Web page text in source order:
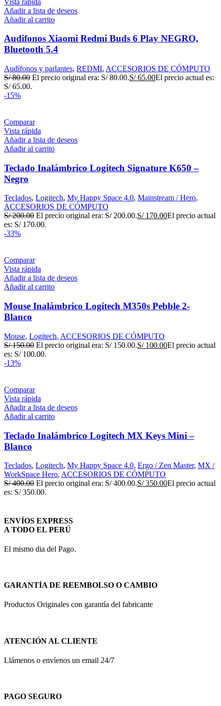
Añadir a lista de deseos
Añadir al carrito
Audifonos Xiaomi Redmi Buds 6 Play NEGRO,
Bluetooth 5.4
Audífonos y parlantes, REDMI, ACCESORIOS DE CÓMPUTO
S/80.00 El precio original era: S/ 80.00.S/65.00El precio actual es:
S/ 65.00.
-15%
Comparar
Vista rápida
Añadir a lista de deseos
Añadir al carrito
Teclado Inalámbrico Logitech Signature K650 –
Negro
Teclados, Logitech, My Happy Space 4.0, Mainstream / Hero,
ACCESORIOS DE CÓMPUTO
S/200.00 El precio original era: S/ 200.00.S/170.00El precio actual
es: S/ 170.00.
-33%
Comparar
Vista rápida
Añadir a lista de deseos
Añadir al carrito
Mouse Inalámbrico Logitech M350s Pebble 2-
Blanco
Mouse, Logitech, ACCESORIOS DE CÓMPUTO
S/150.00 El precio original era: S/ 150.00.S/100.00El precio actual
es: S/ 100.00.
-13%
Comparar
Vista rápida
Añadir a lista de deseos
Añadir al carrito
Teclado Inalámbrico Logitech MX Keys Mini –
Blanco
Teclados, Logitech, My Happy Space 4.0, Ergo / Zen Master, MX /
WorkSpace Hero, ACCESORIOS DE CÓMPUTO
S/400.00 El precio original era: S/ 400.00.S/350.00El precio actual
es: S/ 350.00.
ENVÍOS EXPRESS
A TODO EL PERÚ
El mismo dia del Pago.
GARANTÍA DE REEMBOLSO O CAMBIO
Productos Originales con garantía del fabricante
ATENCIÓN AL CLIENTE
Llámenos o envíenos un email 24/7
PAGO SEGURO